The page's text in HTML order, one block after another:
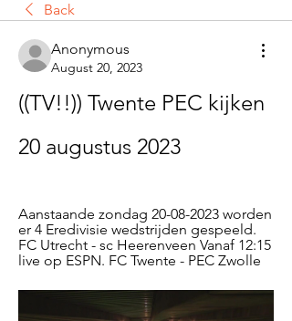
Back
Anonymous
August 20, 2023
((TV!!)) Twente PEC kijken
20 augustus 2023
Aanstaande zondag 20-08-2023 worden
er 4 Eredivisie wedstrijden gespeeld.
FC Utrecht - sc Heerenveen Vanaf 12:15
live op ESPN. FC Twente - PEC Zwolle